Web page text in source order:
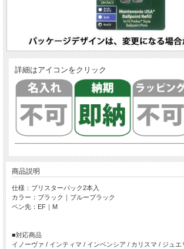
詳細はアイコンをクリック
商品説明
仕様：ブリスターパック2本入
カラー：ブラック｜ブルーブラック
ペン先：EF｜M
■対応商品
イノーヴァ / インティマ / インベンシア / カリスマ / ジュ